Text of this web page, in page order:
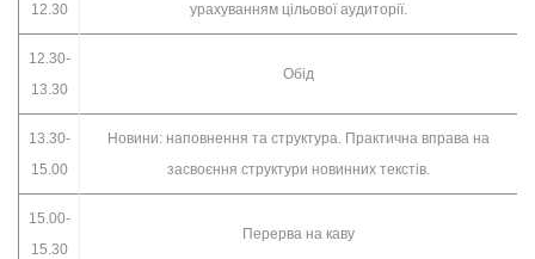
12.30
урахуванням цільової аудиторії.
12.30-
13.30
Обід
13.30-
15.00
Новини: наповнення та структура. Практична вправа на
засвоєння структури новинних текстів.
15.00-
15.30
Перерва на каву